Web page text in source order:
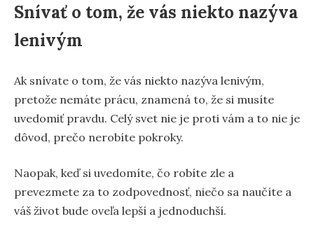
Snívať o tom, že vás niekto nazýva
lenivým
Ak snívate o tom, že vás niekto nazýva lenivým,
pretože nemáte prácu, znamená to, že si musíte
uvedomiť pravdu. Celý svet nie je proti vám a to nie je
dôvod, prečo nerobíte pokroky.
Naopak, keď si uvedomíte, čo robíte zle a
prevezmete za to zodpovednosť, niečo sa naučíte a
váš život bude oveľa lepší a jednoduchší.